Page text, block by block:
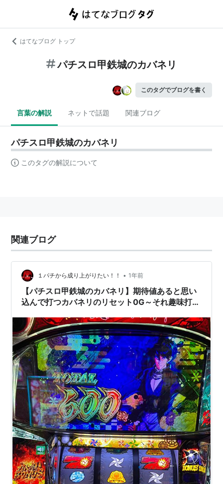
はてなブログ トップ
パチスロ甲鉄城のカバネリ
このタグでブログを書く
言葉の解説 ネットで話題 関連ブログ
パチスロ甲鉄城のカバネリ
このタグの解説について
関連ブログ
１パチから成り上がりたい！！ • 1年前
【パチスロ甲鉄城のカバネリ】期待値あると思い
込んで打つカバネリのリセット0G～それ趣味打ち